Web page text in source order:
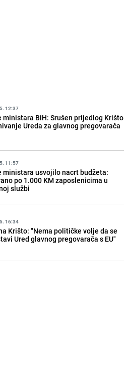
12:37
ministara BiH: Srušen prijedlog Krišto
Ureda za glavnog pregovarača
11:57
ministara usvojilo nacrt budžeta:
po 1.000 KM zaposlenicima u
službi
16:34
Krišto: "Nema političke volje da se
Ured glavnog pregovarača s EU"